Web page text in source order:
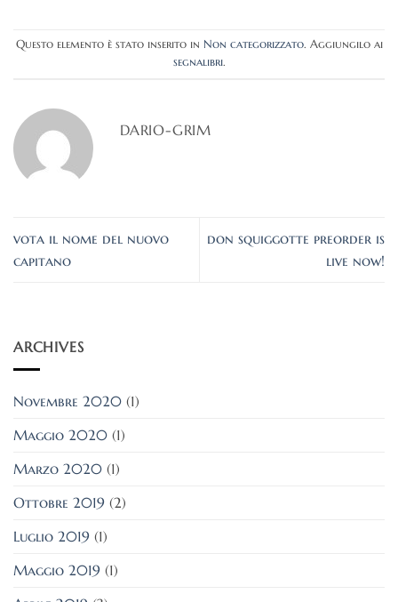
Questo elemento è stato inserito in Non categorizzato. Aggiungilo ai
segnalibri.
DARIO-GRIM
vota il nome del nuovo
capitano
don squiggotte preorder is
live now!
ARCHIVES
Novembre 2020 (1)
Maggio 2020 (1)
Marzo 2020 (1)
Ottobre 2019 (2)
Luglio 2019 (1)
Maggio 2019 (1)